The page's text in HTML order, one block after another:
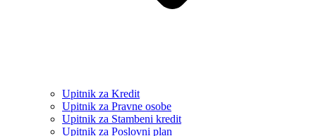
Upitnik za Kredit
Upitnik za Pravne osobe
Upitnik za Stambeni kredit
Upitnik za Poslovni plan